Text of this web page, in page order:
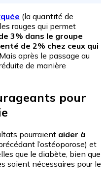
(la quantité de
rouges qui permet
3% dans le groupe
de 2% chez ceux qui
Mais après le passage au
de manière
pour
pourraient aider à
l’ostéoporose) et
que le diabète, bien que
soient nécessaires pour le